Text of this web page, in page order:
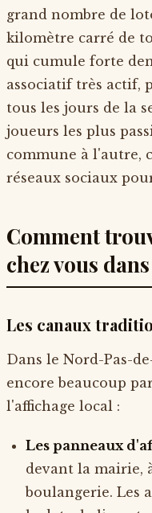
grand nombre de
kilomètre carré de
qui cumule forte
associatif très actif,
tous les jours de la
joueurs les plus
commune à l'autre,
réseaux sociaux
Comment
chez vous
Les canaux
Dans le Nord-Pas-
encore beaucoup
l'affichage local :
Les panneaux
devant la mairie,
boulangerie. Les